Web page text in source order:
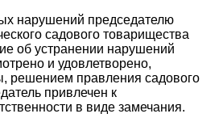
нарушений председателю
садового товарищества
об устранении нарушений
и удовлетворено,
решением правления садового
привлечен к
в виде замечания.